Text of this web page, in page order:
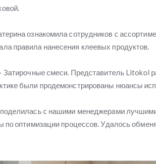
ознакомила сотрудников с
правила нанесения клеевых продуктов.
Затирочные смеси. Представитель Litokol
были продемонстрированы нюансы
поделилась с нашими менеджерами
оптимизации процессов. Удалось